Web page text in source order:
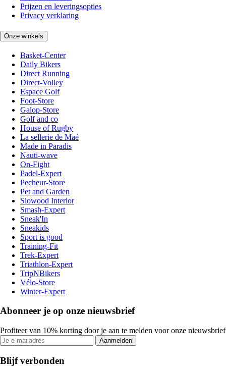
Prijzen en leveringsopties
Privacy verklaring
Onze winkels
Basket-Center
Daily Bikers
Direct Running
Direct-Volley
Espace Golf
Foot-Store
Galop-Store
Golf and co
House of Rugby
La sellerie de Maé
Made in Paradis
Nauti-wave
On-Fight
Padel-Expert
Pecheur-Store
Pet and Garden
Slowood Interior
Smash-Expert
Sneak'In
Sneakids
Sport is good
Training-Fit
Trek-Expert
Triathlon-Expert
TripNBikers
Vélo-Store
Winter-Expert
Abonneer je op onze nieuwsbrief
Profiteer van 10% korting door je aan te melden voor onze nieuwsbrief
Aanmelden
Blijf verbonden